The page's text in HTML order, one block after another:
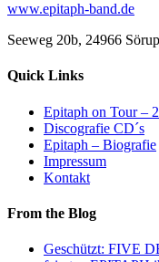
www.epitaph-band.de
Seeweg 20b, 24966 Sörup
Quick Links
Epitaph on Tour –
Discografie CD´s
Epitaph – Biografie
Impressum
Kontakt
From the Blog
Geschützt: FIVE